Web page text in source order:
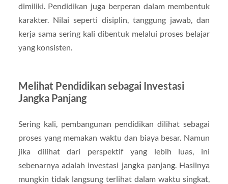
dimiliki. Pendidikan juga berperan dalam membentuk
karakter. Nilai seperti disiplin, tanggung jawab, dan
kerja sama sering kali dibentuk melalui proses belajar
yang konsisten.
Melihat Pendidikan sebagai Investasi
Jangka Panjang
Sering kali, pembangunan pendidikan dilihat sebagai
proses yang memakan waktu dan biaya besar. Namun
jika dilihat dari perspektif yang lebih luas, ini
sebenarnya adalah investasi jangka panjang. Hasilnya
mungkin tidak langsung terlihat dalam waktu singkat,